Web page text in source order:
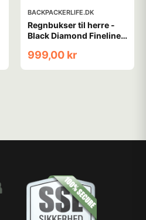
BACKPACKERLIFE.DK
Regnbukser til herre -
Black Diamond Fineline
999,00 kr